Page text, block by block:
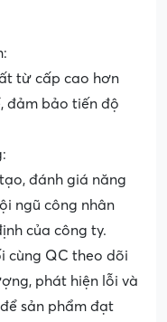
từ cấp cao hơn
đảm bảo tiến độ
đánh giá năng
ngũ công nhân
của công ty.
cùng QC theo dõi
phát hiện lỗi và
sản phẩm đạt